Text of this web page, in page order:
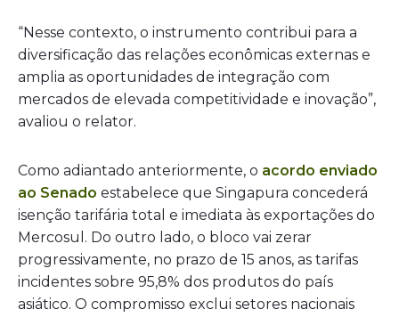
“Nesse contexto, o instrumento contribui para a
diversificação das relações econômicas externas e
amplia as oportunidades de integração com
mercados de elevada competitividade e inovação”,
avaliou o relator.
Como adiantado anteriormente, o acordo enviado
ao Senado estabelece que Singapura concederá
isenção tarifária total e imediata às exportações do
Mercosul. Do outro lado, o bloco vai zerar
progressivamente, no prazo de 15 anos, as tarifas
incidentes sobre 95,8% dos produtos do país
asiático. O compromisso exclui setores nacionais